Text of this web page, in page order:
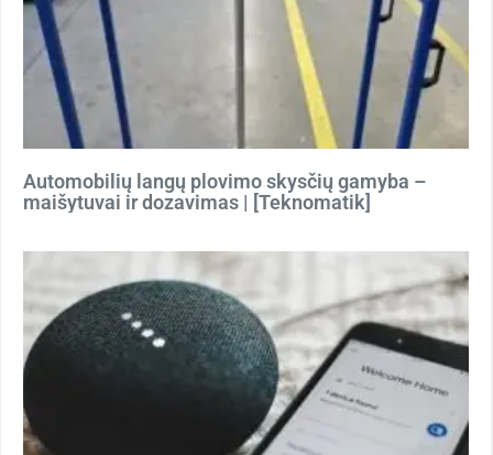
Automobilių langų plovimo skysčių gamyba –
maišytuvai ir dozavimas | [Teknomatik]